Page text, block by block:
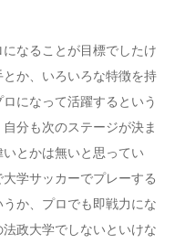
なることが目標でしたけ
か、いろいろな特徴を持
になって活躍するという
分も次のステージが決ま
とかは無いと思ってい
学サッカーでプレーする
か、プロでも即戦力にな
政大学でしないといけな